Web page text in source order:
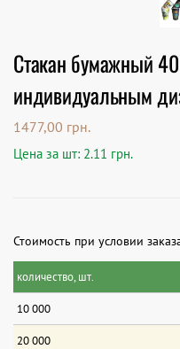
Стакан бумажный
индивидуальным
1477,00 грн.
Цена за шт: 2.11 грн.
Стоимость при условии
количество, шт.
10 000
20 000